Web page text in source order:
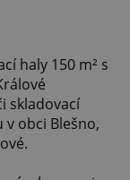
haly 150 m² s
skladovací
obci Blešno,